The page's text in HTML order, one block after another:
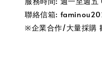
聯絡信箱:
※企業合作/大量採購